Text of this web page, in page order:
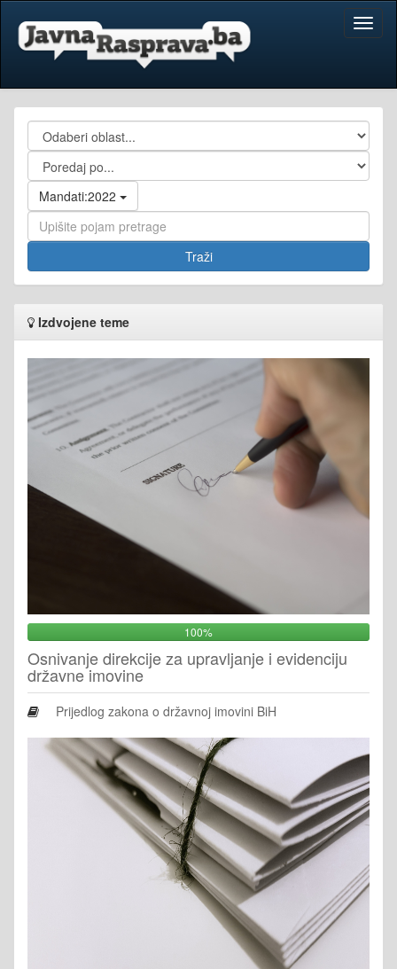
Mandati:2022
Izdvojene teme
100%
Osnivanje direkcije za upravljanje i evidenciju
državne imovine
Prijedlog zakona o državnoj imovini BiH